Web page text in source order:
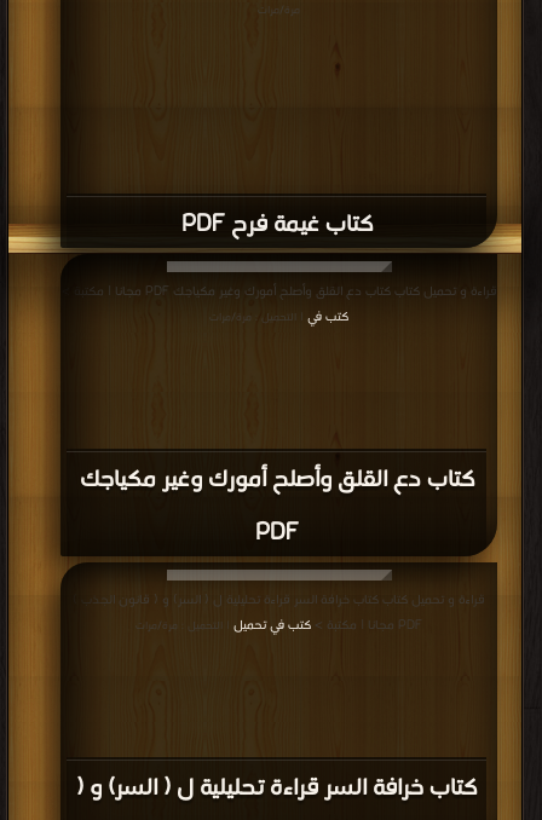
كتاب غيمة فرح PDF
مرة/مرات
كتاب دع القلق وأصلح أمورك وغير مكياجك
PDF
قراءة و تحميل كتاب كتاب دع القلق وأصلح أمورك وغير مكياجك PDF مجانا | مكتبة >
كتب في
| التحميل : مرة/مرات
كتاب خرافة السر قراءة تحليلية ل ( السر) و (
قراءة و تحميل كتاب كتاب خرافة السر قراءة تحليلية ل ( السر) و ( قانون الجذب )
PDF مجانا | مكتبة >
كتب في تحميل | التحميل : مرة/مرات